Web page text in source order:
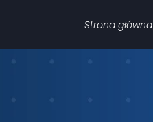
Strona główna